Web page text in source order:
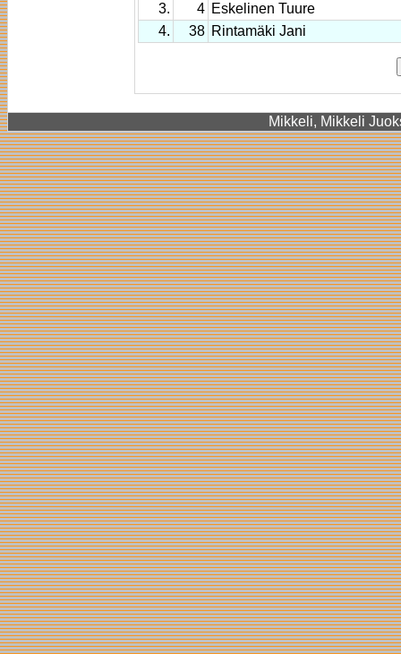
3.
4 Eskelinen Tuure
4.
38 Rintamäki Jani
Mikkeli, Mikkeli